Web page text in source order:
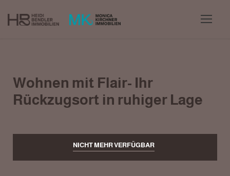
Wohnen mit Flair- Ihr
Rückzugsort in ruhiger Lage
NICHT MEHR VERFÜGBAR